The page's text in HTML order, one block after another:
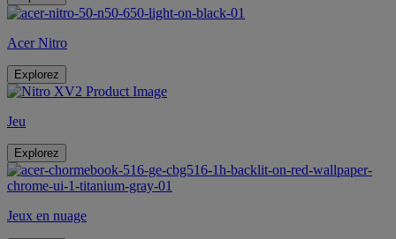
Acer Nitro
Explorez
Jeu
Explorez
Jeux en nuage